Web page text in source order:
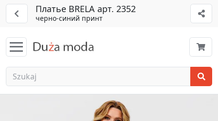
Платье BRELA арт. 2352
черно-синий принт